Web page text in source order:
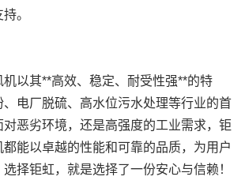
。
以其**高效、稳定、耐受性强**的特
、电厂脱硫、高水位污水处理等行业的首
恶劣环境，还是高强度的工业需求，钜
能以卓越的性能和可靠的品质，为用户
择钜虹，就是选择了一份安心与信赖！